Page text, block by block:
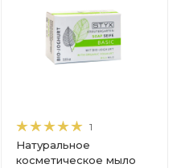
1
Натуральное
косметическое мыло